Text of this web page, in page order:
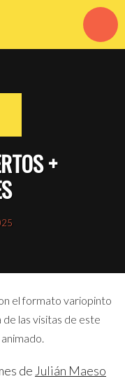
+
el formato variopinto
las visitas de este
de Julián Maeso